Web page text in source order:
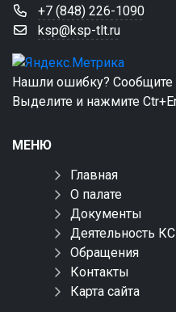
+7 (848) 226-1090
ksp@ksp-tlt.ru
Нашли ошибку? Сообщите
Выделите и нажмите
МЕНЮ
Главная
О палате
Документы
Деятельность
Обращения
Контакты
Карта сайта